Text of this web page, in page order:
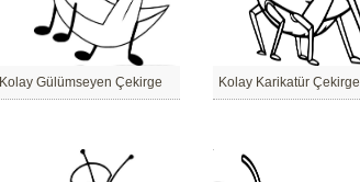
Kolay Gülümseyen Çekirge Kolay Karikatür Çekirge